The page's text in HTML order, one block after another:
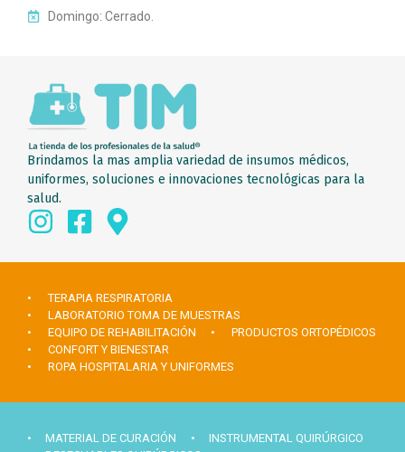
Domingo: Cerrado.
Brindamos la mas amplia variedad de insumos médicos,
uniformes, soluciones e innovaciones tecnológicas para la
salud.
• TERAPIA RESPIRATORIA
• LABORATORIO TOMA DE MUESTRAS
• EQUIPO DE REHABILITACIÓN
• PRODUCTOS ORTOPÉDICOS
• CONFORT Y BIENESTAR
• ROPA HOSPITALARIA Y UNIFORMES
• MATERIAL DE CURACIÓN
• INSTRUMENTAL QUIRÚRGICO